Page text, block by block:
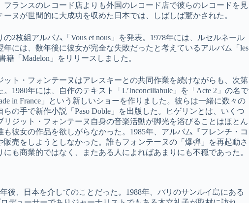
ランスのレコード店よりも外国のレコード店で彼らのレコードを見
ヌが世間的に大成功を収めた日本では、しばしば驚かされた。
2枚組アルバム「Vous et nous」を発表。1978年には、ルセルネール
には、数年後に彼女が完全な失敗だったと考えているアルバム「les
籍「Madelon」をリリースしました。
ト・フォンテーヌはアレスキーとの共同作業を続けながらも、次第
1980年には、自作のテキスト「L’Inconciliabule」を「Acte 2」の名で
in France」という新しいショーを作りました。彼らは一緒に数々の
の手で新作小説「Paso Doble」を出版した。ヒゲリンとは、いくつ
ジット・フォンテーヌ自身の音楽活動が脚光を浴びることはほとん
彼女の作品を欲しがらなかった。1985年、アルバム『フレンチ・コ
売をしようとしなかった。誰もフォンテーヌの「爆弾」を再起動さ
も商業的ではなく、またある人によればあまりにも不穏であった。
後、日本を介してのことだった。1988年、パリのサンルイ島にある